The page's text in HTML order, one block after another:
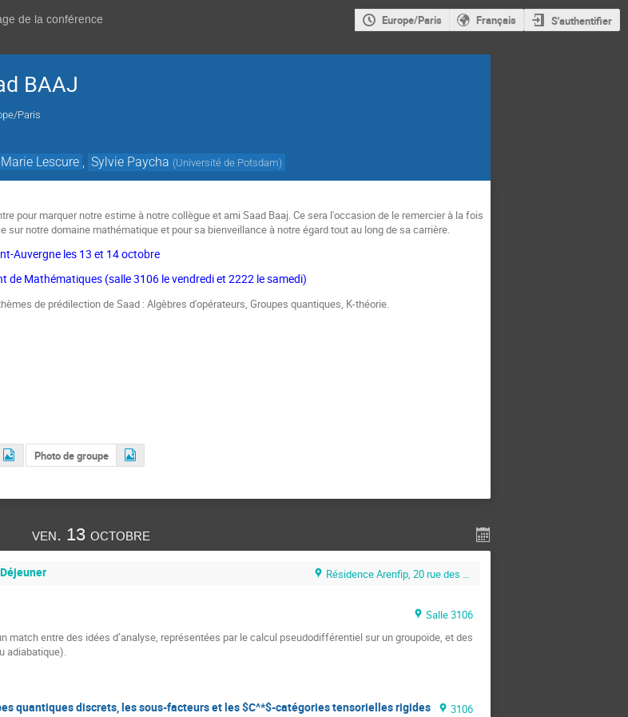
de la conférence Europe/Paris Français S'authentifier
BAAJ
Paris
Lescure Sylvie Paycha (Université de Potsdam)
pour marquer notre estime à notre collègue et ami Saad Baaj. Ce sera l'occasion de le remercier à la fois
notre domaine mathématique et pour sa bienveillance à notre égard tout au long de sa carrière.
Auvergne les 13 et 14 octobre
de Mathématiques (salle 3106 le vendredi et 2222 le samedi)
de prédilection de Saad : Algèbres d'opérateurs, Groupes quantiques, K-théorie.
Photo de groupe
ven. 13 octobre
Déjeuner Résidence Arenfip, 20 rue des Gourlettes, Clermont-Ferrand
Salle 3106
match entre des idées d’analyse, représentées par le calcul pseudodifférentiel sur un groupoïde, et des
adiabatique).
quantiques discrets, les sous-facteurs et les $C^*$-catégories tensorielles rigides
3106